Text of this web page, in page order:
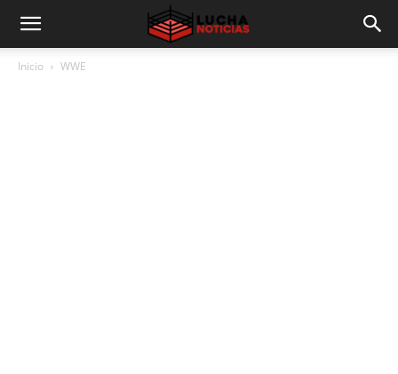
Inicio WWE